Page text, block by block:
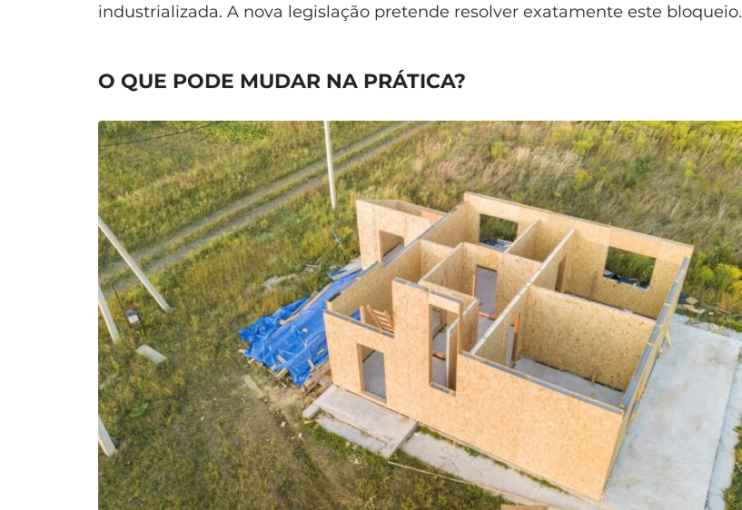
industrializada. A nova legislação pretende resolver exatamente este bloqueio.
O QUE PODE MUDAR NA PRÁTICA?